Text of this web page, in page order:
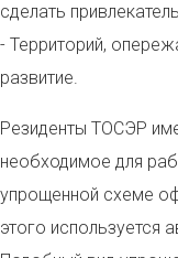
сделать
- Территорий,
развитие.
Резиденты ТОСЭР
необходимое для
упрощенной схеме
этого используется